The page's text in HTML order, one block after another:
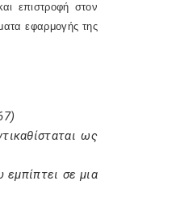
επιστροφή στον
εφαρμογής της
ως
σε μια